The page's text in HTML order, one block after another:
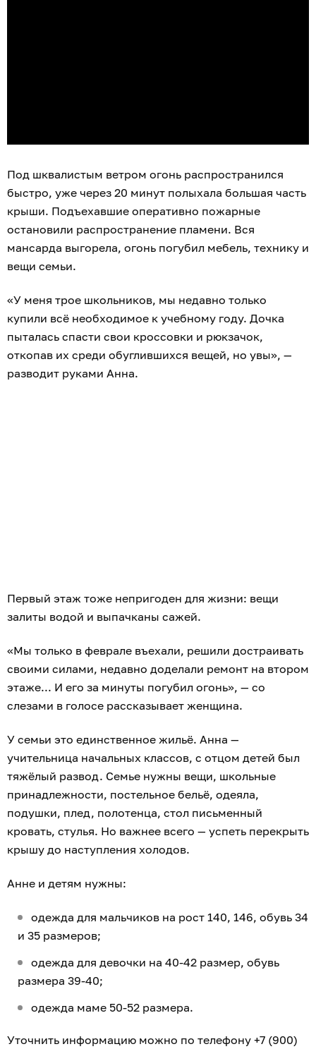
Под шквалистым ветром огонь распространился
быстро, уже через 20 минут полыхала большая часть
крыши. Подъехавшие оперативно пожарные
остановили распространение пламени. Вся
мансарда выгорела, огонь погубил мебель, технику и
вещи семьи.
«У меня трое школьников, мы недавно только
купили всё необходимое к учебному году. Дочка
пыталась спасти свои кроссовки и рюкзачок,
откопав их среди обуглившихся вещей, но увы», —
разводит руками Анна.
Первый этаж тоже непригоден для жизни: вещи
залиты водой и выпачканы сажей.
«Мы только в феврале въехали, решили достраивать
своими силами, недавно доделали ремонт на втором
этаже... И его за минуты погубил огонь», — со
слезами в голосе рассказывает женщина.
У семьи это единственное жильё. Анна —
учительница начальных классов, с отцом детей был
тяжёлый развод. Семье нужны вещи, школьные
принадлежности, постельное бельё, одеяла,
подушки, плед, полотенца, стол письменный
кровать, стулья. Но важнее всего — успеть перекрыть
крышу до наступления холодов.
Анне и детям нужны:
одежда для мальчиков на рост 140, 146, обувь 34
и 35 размеров;
одежда для девочки на 40-42 размер, обувь
размера 39-40;
одежда маме 50-52 размера.
Уточнить информацию можно по телефону +7 (900)